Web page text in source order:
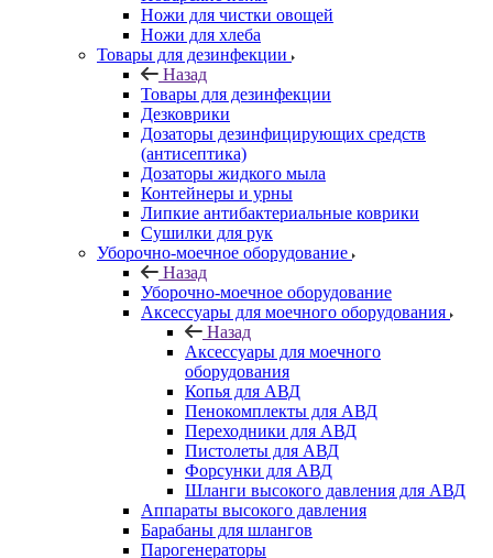
Ножи для чистки овощей
Ножи для хлеба
Товары для дезинфекции
Назад
Товары для дезинфекции
Дезковрики
Дозаторы дезинфицирующих средств
(антисептика)
Дозаторы жидкого мыла
Контейнеры и урны
Липкие антибактериальные коврики
Сушилки для рук
Уборочно-моечное оборудование
Назад
Уборочно-моечное оборудование
Аксессуары для моечного оборудования
Назад
Аксессуары для моечного
оборудования
Копья для АВД
Пенокомплекты для АВД
Переходники для АВД
Пистолеты для АВД
Форсунки для АВД
Шланги высокого давления для АВД
Аппараты высокого давления
Барабаны для шлангов
Парогенераторы